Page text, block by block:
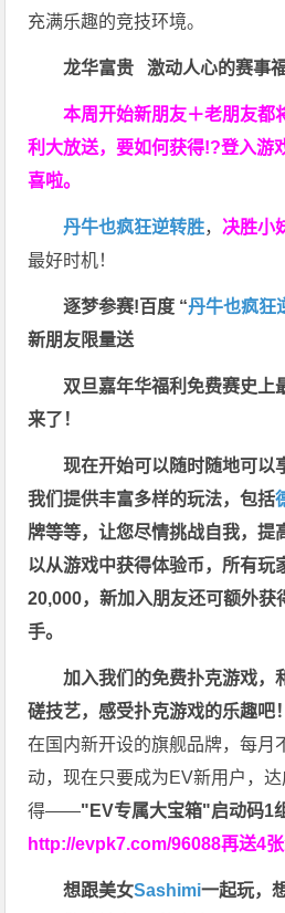
充满乐趣的竞技环境。
龙华富贵 激动人心的赛事福
本周开始新朋友＋老朋友都
利大放送，要如何获得!?登入游
喜啦。
丹牛也疯狂逆转胜， 决胜小
最好时机！
逐梦参赛!百度 “丹牛也疯狂
新朋友限量送
双旦嘉年华福利免费赛史上
来了！
现在开始可以随时随地可以
我们提供丰富多样的玩法，包括
牌等等，让您尽情挑战自我，提
以从游戏中获得体验币，所有玩
20,000，新加入朋友还可额外获
手。
加入我们的免费扑克游戏，
磋技艺，感受扑克游戏的乐趣吧！
在国内新开设的旗舰品牌，每月
动，现在只要成为EV新用户，
得——"EV专属大宝箱"启动码1
http://evpk7.com/96088再送4张
想跟美女Sashimi一起玩，